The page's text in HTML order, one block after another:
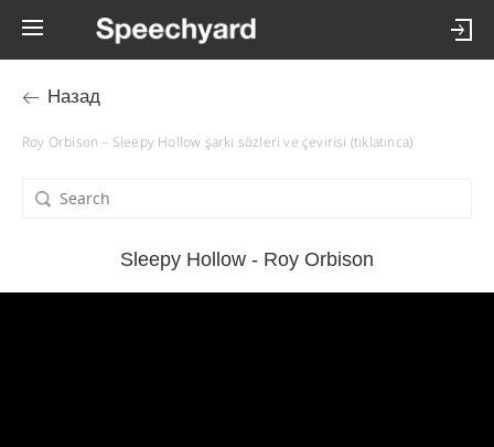
Назад
Roy Orbison – Sleepy Hollow şarkı sözleri ve çevirisi (tıklatınca)
Sleepy Hollow - Roy Orbison